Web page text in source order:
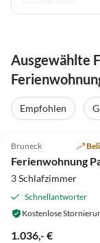
Ausgewählte
Empfohlen
Bruneck
3 Schlafzimmer
Schnellantworter
Kostenlose
1.036,- €